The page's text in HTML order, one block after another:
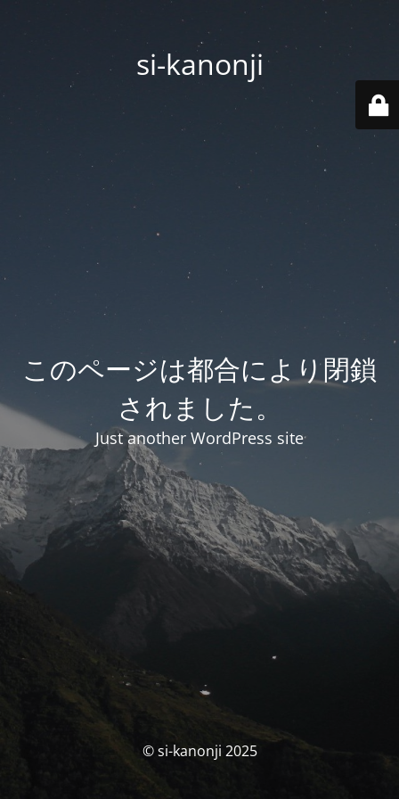
si-kanonji
このページは都合により閉鎖
されました。
Just another WordPress site
© si-kanonji 2025